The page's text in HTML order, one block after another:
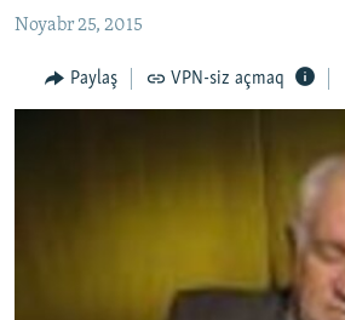
Axtarışa
FƏRQƏ BAX
QANUNI DOĞRU
AZƏRBAYCAN ƏDƏBIYYATI KITABXANASI
Noyabr 25, 2015
Paylaş VPN-siz açmaq